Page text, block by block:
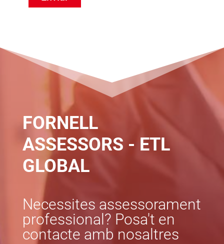
FORNELL
ASSESSORS - ETL
GLOBAL
Necessites assessorament
professional? Posa't en
contacte amb nosaltres